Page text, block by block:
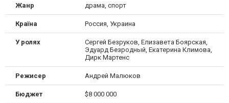
Жанр драма, спорт
Країна Россия, Украина
У ролях
Сергей Безруков, Елизавета Боярская,
Эдуард Безродный, Екатерина Климова,
Дирк Мартенс
Режисер Андрей Малюков
Бюджет $8 000 000